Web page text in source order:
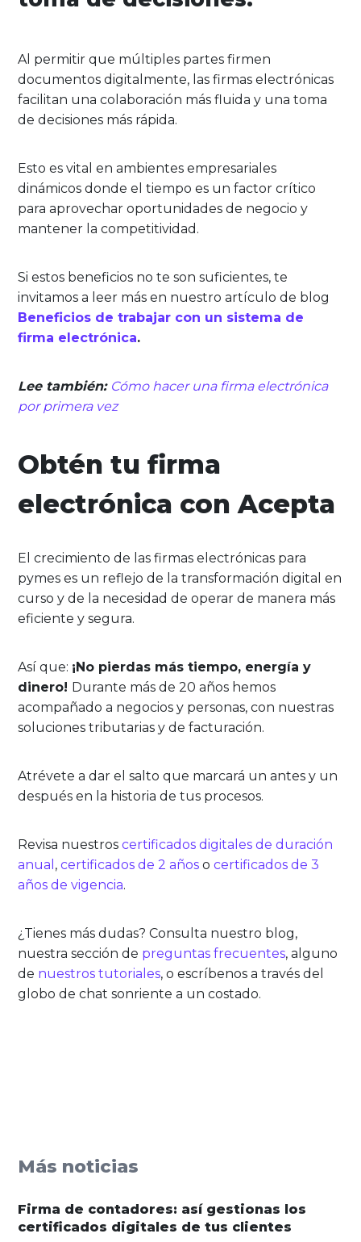
Al permitir que múltiples partes firmen
documentos digitalmente, las firmas electrónicas
facilitan una colaboración más fluida y una toma
de decisiones más rápida.
Esto es vital en ambientes empresariales
dinámicos donde el tiempo es un factor crítico
para aprovechar oportunidades de negocio y
mantener la competitividad.
Si estos beneficios no te son suficientes, te
invitamos a leer más en nuestro artículo de blog
Beneficios de trabajar con un sistema de
firma electrónica.
Lee también: Cómo hacer una firma electrónica
por primera vez
Obtén tu firma
electrónica con Acepta
El crecimiento de las firmas electrónicas para
pymes es un reflejo de la transformación digital en
curso y de la necesidad de operar de manera más
eficiente y segura.
Así que: ¡No pierdas más tiempo, energía y
dinero! Durante más de 20 años hemos
acompañado a negocios y personas, con nuestras
soluciones tributarias y de facturación.
Atrévete a dar el salto que marcará un antes y un
después en la historia de tus procesos.
Revisa nuestroscertificados digitales de duración
anual ,certificados de 2 años ocertificados de 3
años de vigencia.
¿Tienes más dudas? Consulta nuestro blog,
nuestra sección de preguntas frecuentes, alguno
de nuestros tutoriales, o escríbenos a través del
globo de chat sonriente a un costado.
Más noticias
Firma de contadores: así gestionas los
certificados digitales de tus clientes